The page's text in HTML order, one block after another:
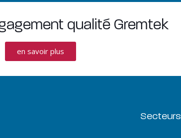
qualité Gremtek
en savoir plus
Secteurs